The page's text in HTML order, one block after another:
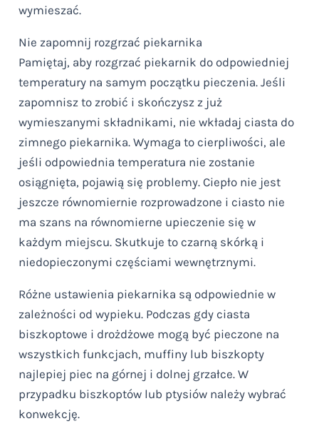
wymieszać.
Nie zapomnij rozgrzać piekarnika
Pamiętaj, aby rozgrzać piekarnik do odpowiedniej
temperatury na samym początku pieczenia. Jeśli
zapomnisz to zrobić i skończysz z już
wymieszanymi składnikami, nie wkładaj ciasta do
zimnego piekarnika. Wymaga to cierpliwości, ale
jeśli odpowiednia temperatura nie zostanie
osiągnięta, pojawią się problemy. Ciepło nie jest
jeszcze równomiernie rozprowadzone i ciasto nie
ma szans na równomierne upieczenie się w
każdym miejscu. Skutkuje to czarną skórką i
niedopieczonymi częściami wewnętrznymi.
Różne ustawienia piekarnika są odpowiednie w
zależności od wypieku. Podczas gdy ciasta
biszkoptowe i drożdżowe mogą być pieczone na
wszystkich funkcjach, muffiny lub biszkopty
najlepiej piec na górnej i dolnej grzałce. W
przypadku biszkoptów lub ptysiów należy wybrać
konwekcję.